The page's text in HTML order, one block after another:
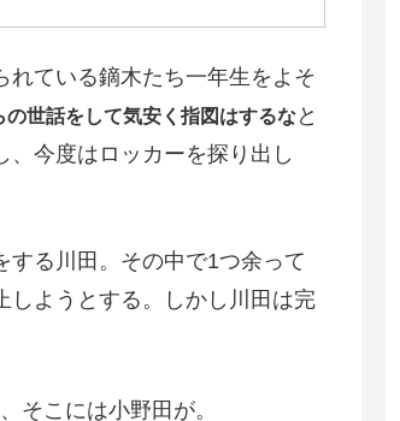
れている鏑木たち一年生をよそ
の世話をして気安く指図はするなと
今度はロッカーを探り出し
る川田。その中で1つ余って
しようとする。しかし川田は完
そこには小野田が。